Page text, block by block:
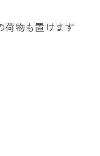
荷物も置けます